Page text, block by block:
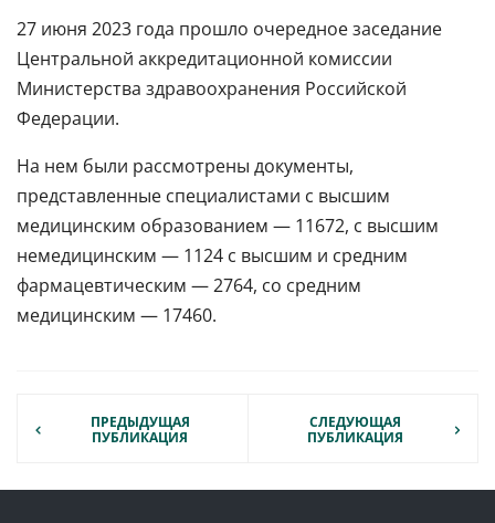
27 июня 2023 года прошло очередное заседание
Центральной аккредитационной комиссии
Министерства здравоохранения Российской
Федерации.
На нем были рассмотрены документы,
представленные специалистами с высшим
медицинским образованием — 11672, с высшим
немедицинским — 1124 с высшим и средним
фармацевтическим — 2764, со средним
медицинским — 17460.
ПРЕДЫДУЩАЯ
ПУБЛИКАЦИЯ
СЛЕДУЮЩАЯ
ПУБЛИКАЦИЯ